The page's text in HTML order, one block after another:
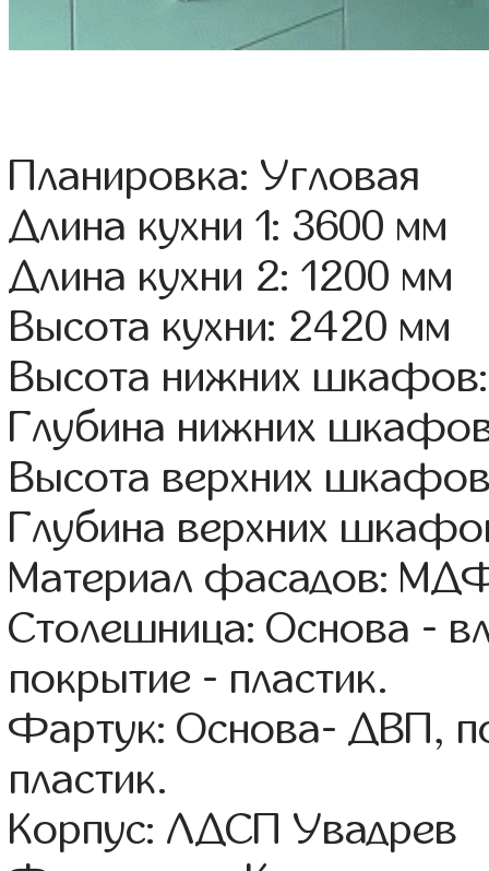
Планировка: Угловая
Длина кухни 1: 3600 мм
Длина кухни 2: 1200 мм
Высота кухни: 2420 мм
Высота нижних
Глубина нижних
Высота верхних
Глубина верхних
Материал фасадов:
Столешница: Основа -
покрытие - пластик.
Фартук: Основа- ДВП,
пластик.
Корпус: ЛДСП Увадрев